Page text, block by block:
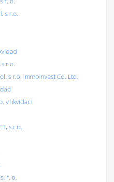
s r.o.
r.o.
s r.o. immoinvest Co. Ltd.
v likvidaci
s.r.o.
r. o.